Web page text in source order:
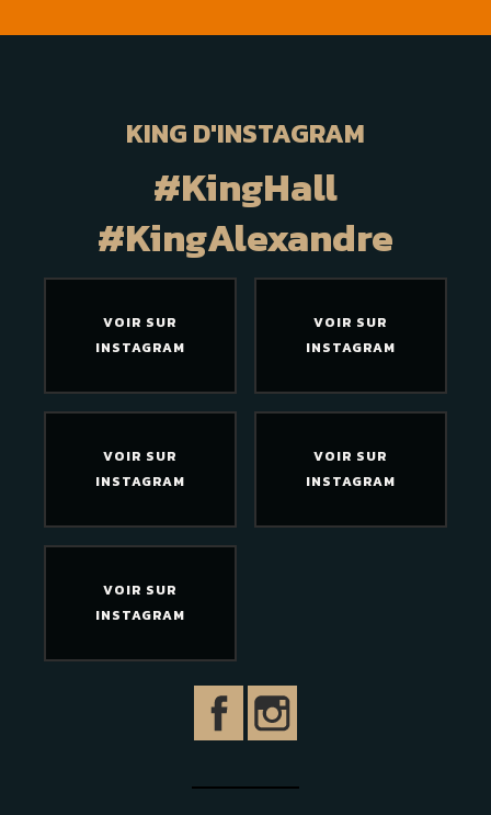
KING D'INSTAGRAM
#KingHall
#KingAlexandre
VOIR SUR
INSTAGRAM
VOIR SUR
INSTAGRAM
VOIR SUR
INSTAGRAM
VOIR SUR
INSTAGRAM
VOIR SUR
INSTAGRAM